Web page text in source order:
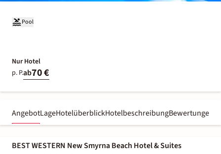
Pool
Nur Hotel
p. P.ab70 €
AngebotLageHotelüberblickHotelbeschreibungBewertungen
BEST WESTERN New Smyrna Beach Hotel & Suites